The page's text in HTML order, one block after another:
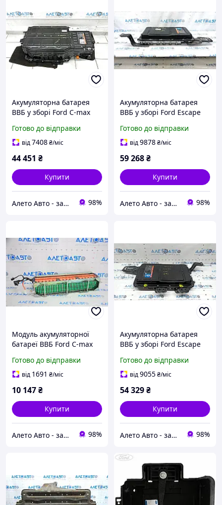
Акумуляторна батарея
ВВБ у зборі Ford C-max
kWh, 84к, 297 Вольт
GM5Z10B759D,
Готово до відправки
від7408₴/міс
44 451 ₴
Купити
Алето Авто - запчастини на авто зі США 98%
Акумуляторна батарея
ВВБ у зборі Ford Escape
224В LX6Z10B759B,
LX6810B759AJ
Готово до відправки
від9878₴/міс
59 268₴
Купити
Алето Авто - запчастини на авто зі США 98%
Модуль акумуляторної
батареї ВВБ Ford C-max
DG9810C694AF
Готово до відправки
від 1691 ₴/міс
10 147₴
Купити
Алето Авто - запчастини на авто зі США 98%
Акумуляторна батарея
ВВБ у зборі Ford Escape
1,1 kWh, 104к, 219В
LX6Z10B690B,
Готово до відправки
від9055₴/міс
54 329₴
Купити
Алето Авто - запчастини на авто зі США 98%